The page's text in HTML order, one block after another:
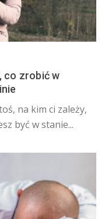
co zrobić w
na kim ci zależy,
być w stanie...